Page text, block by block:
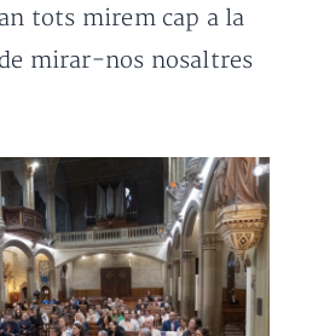
tots mirem cap a la
mirar-nos nosaltres